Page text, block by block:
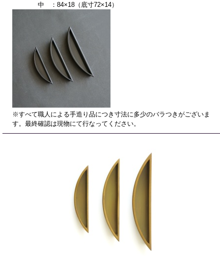
中 ：84×18（底寸72×14）
※すべて職人による手造り品につき寸法に多少のバラつきがございま
す。最終確認は現物にて行なってください。